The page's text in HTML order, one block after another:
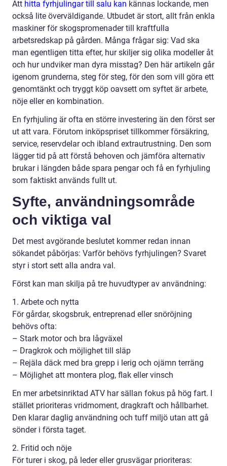
Att hitta fyrhjulingar till salu kan kännas lockande, men
också lite överväldigande. Utbudet är stort, allt från enkla
maskiner för skogspromenader till kraftfulla
arbetsredskap på gården. Många frågar sig: Vad ska
man egentligen titta efter, hur skiljer sig olika modeller åt
och hur undviker man dyra misstag? Den här artikeln går
igenom grunderna, steg för steg, för den som vill göra ett
genomtänkt och tryggt köp oavsett om syftet är arbete,
nöje eller en kombination.
En fyrhjuling är ofta en större investering än den först ser
ut att vara. Förutom inköpspriset tillkommer försäkring,
service, reservdelar och ibland extrautrustning. Den som
lägger tid på att förstå behoven och jämföra alternativ
brukar i längden både spara pengar och få en fyrhjuling
som faktiskt används fullt ut.
Syfte, användningsområde
och viktiga val
Det mest avgörande beslutet kommer redan innan
sökandet påbörjas: Varför behövs fyrhjulingen? Svaret
styr i stort sett alla andra val.
Först kan man skilja på tre huvudtyper av användning:
1. Arbete och nytta
För gårdar, skogsbruk, entreprenad eller snöröjning
behövs ofta:
– Stark motor och bra lågväxel
– Dragkrok och möjlighet till släp
– Rejäla däck med bra grepp i lerig och ojämn terräng
– Möjlighet att montera plog, flak eller vinsch
En mer arbetsinriktad ATV har sällan fokus på hög fart. I
stället prioriteras vridmoment, dragkraft och hållbarhet.
Den klarar daglig användning och tuff miljö utan att gå
sönder i första taget.
2. Fritid och nöje
För turer i skog, på leder eller grusvägar prioriteras: